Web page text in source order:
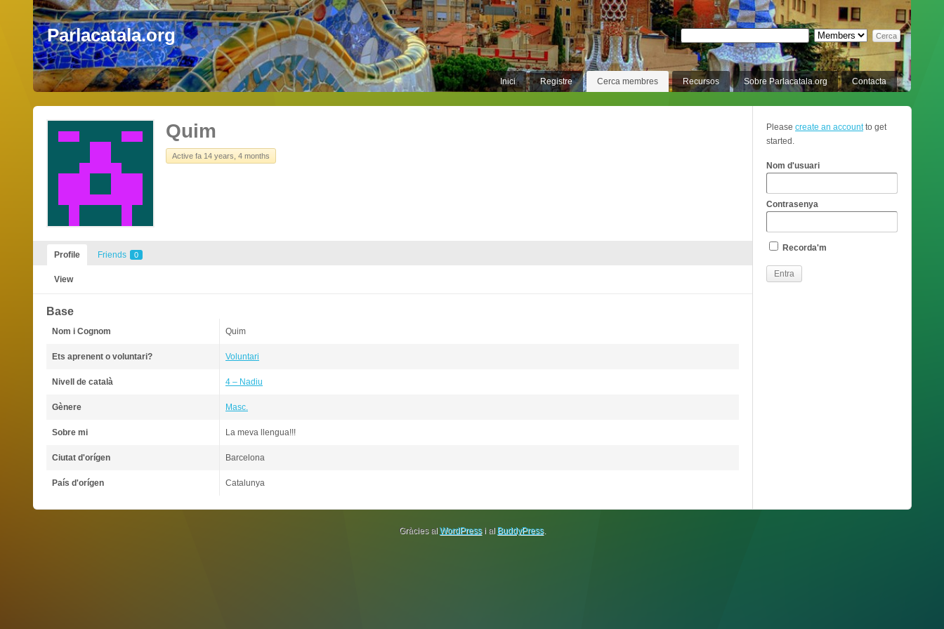
Parlacatala.org
Inici Registre Cerca membres Recursos Sobre Parlacatala.org Contacta
Quim
Active fa 14 years, 4 months
Profile Friends 0
View
Base
Nom i Cognom Quim
Ets aprenent o voluntari? Voluntari
Nivell de català 4 – Nadiu
Gènere Masc.
Sobre mi La meva llengua!!!
Ciutat d'orígen Barcelona
País d'orígen Catalunya
Please create an accountto get
started.
Nom d'usuari
Contrasenya
Recorda'm
Gràcies al WordPressi al BuddyPress.